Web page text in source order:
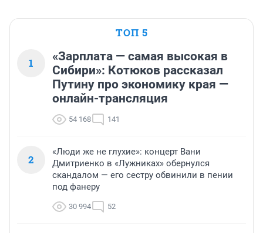
ТОП 5
1
«Зарплата — самая высокая в
Сибири»: Котюков рассказал
Путину про экономику края —
онлайн-трансляция
54 168 141
2
«Люди же не глухие»: концерт Вани
Дмитриенко в «Лужниках» обернулся
скандалом — его сестру обвинили в пении
под фанеру
30 994 52